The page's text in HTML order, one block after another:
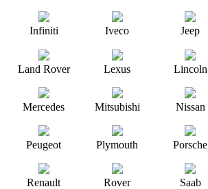
Infiniti Iveco Jeep
Land Rover Lexus Lincoln
Mercedes Mitsubishi Nissan
Peugeot Plymouth Porsche
Renault Rover Saab